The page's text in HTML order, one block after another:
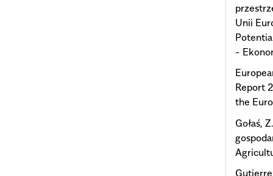
Unii
-
Report
the
Gołaś,